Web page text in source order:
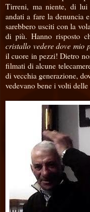
Tirreni, ma niente, di lui
andati a fare la denuncia
sarebbero usciti con la
di più. Hanno risposto
cristallo vedere dove mio
il cuore in pezzi! Dietro
filmati di alcune
di vecchia generazione,
vedevano bene i volti delle